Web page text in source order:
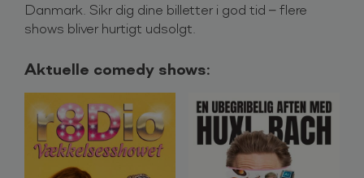
Danmark. Sikr dig dine billetter i god tid – flere
shows bliver hurtigt udsolgt.
Aktuelle comedy shows: